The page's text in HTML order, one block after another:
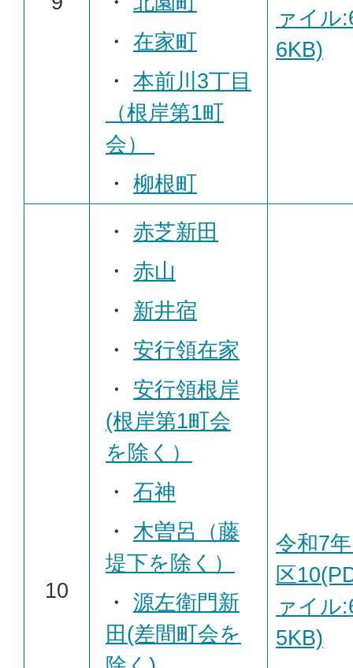
・ 在家町
・ 本前川3丁目
（根岸第1町
会）
・ 柳根町
ァイル
6KB)
10
・ 赤芝新田
・ 赤山
・ 新井宿
・ 安行領在家
・ 安行領根岸
(根岸第1町会
を除く）
・ 石神
・ 木曽呂（藤
堤下を除く）
・ 源左衛門新
田(差間町会を
令和7
区
ァイル
5KB)